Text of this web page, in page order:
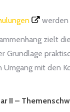
werden
zielt
Grundlage
Umgang mit den
II –